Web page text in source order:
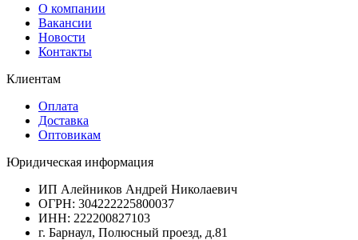
О компании
Вакансии
Новости
Контакты
Клиентам
Оплата
Доставка
Оптовикам
Юридическая информация
ИП Алейников Андрей Николаевич
ОГРН: 304222225800037
ИНН: 222200827103
г. Барнаул, Полюсный проезд, д.81